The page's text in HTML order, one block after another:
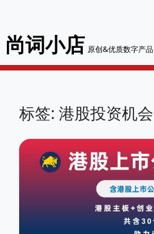
尚词小店 原创&优质数字产品
标签: 港股投资机会